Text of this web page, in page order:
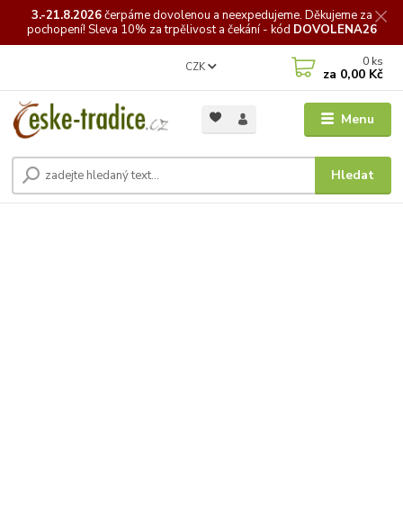
3.-21.8.2026čerpámedovolenou a neexpedujeme. Děkujeme za
pochopení! Sleva 10% za trpělivost a čekání - kód DOVOLENA26
Menu
CZK
Hledat
0 ks
za 0,00 Kč